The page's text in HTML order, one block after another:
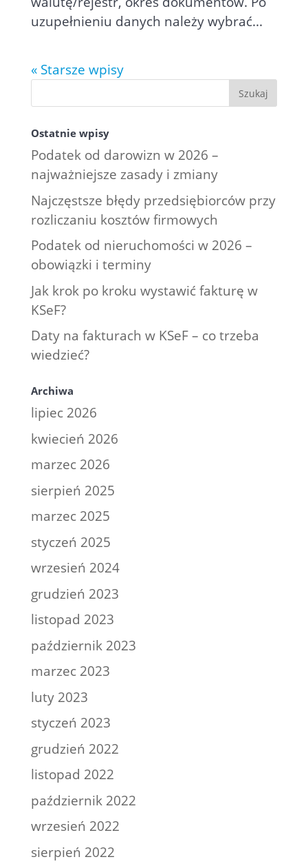
uzupełnieniu danych należy wybrać...
« Starsze wpisy
Ostatnie wpisy
Podatek od darowizn w 2026 –
najważniejsze zasady i zmiany
Najczęstsze błędy przedsiębiorców przy
rozliczaniu kosztów firmowych
Podatek od nieruchomości w 2026 –
obowiązki i terminy
Jak krok po kroku wystawić fakturę w
KSeF?
Daty na fakturach w KSeF – co trzeba
wiedzieć?
Archiwa
lipiec 2026
kwiecień 2026
marzec 2026
sierpień 2025
marzec 2025
styczeń 2025
wrzesień 2024
grudzień 2023
listopad 2023
październik 2023
marzec 2023
luty 2023
styczeń 2023
grudzień 2022
listopad 2022
październik 2022
wrzesień 2022
sierpień 2022